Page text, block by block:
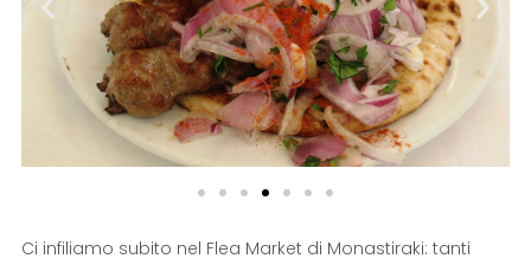
Ci infiliamo subito nel Flea Market di Monastiraki: tanti